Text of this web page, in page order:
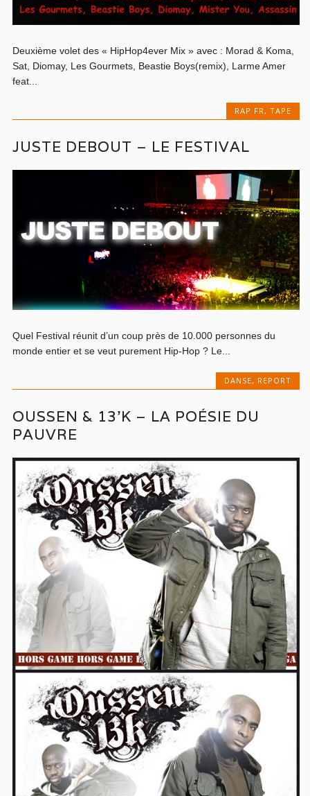
Deuxième volet des « HipHop4ever Mix » avec : Morad & Koma,
Sat, Diomay, Les Gourmets, Beastie Boys(remix), Larme Amer
feat...
RAP FR , TAPE
JUSTE DEBOUT – LE FESTIVAL
Quel Festival réunit d’un coup près de 10.000 personnes du
monde entier et se veut purement Hip-Hop ? Le...
DANSE, REPORT
OUSSEN & 13’K – LA POÉSIE DU
PAUVRE